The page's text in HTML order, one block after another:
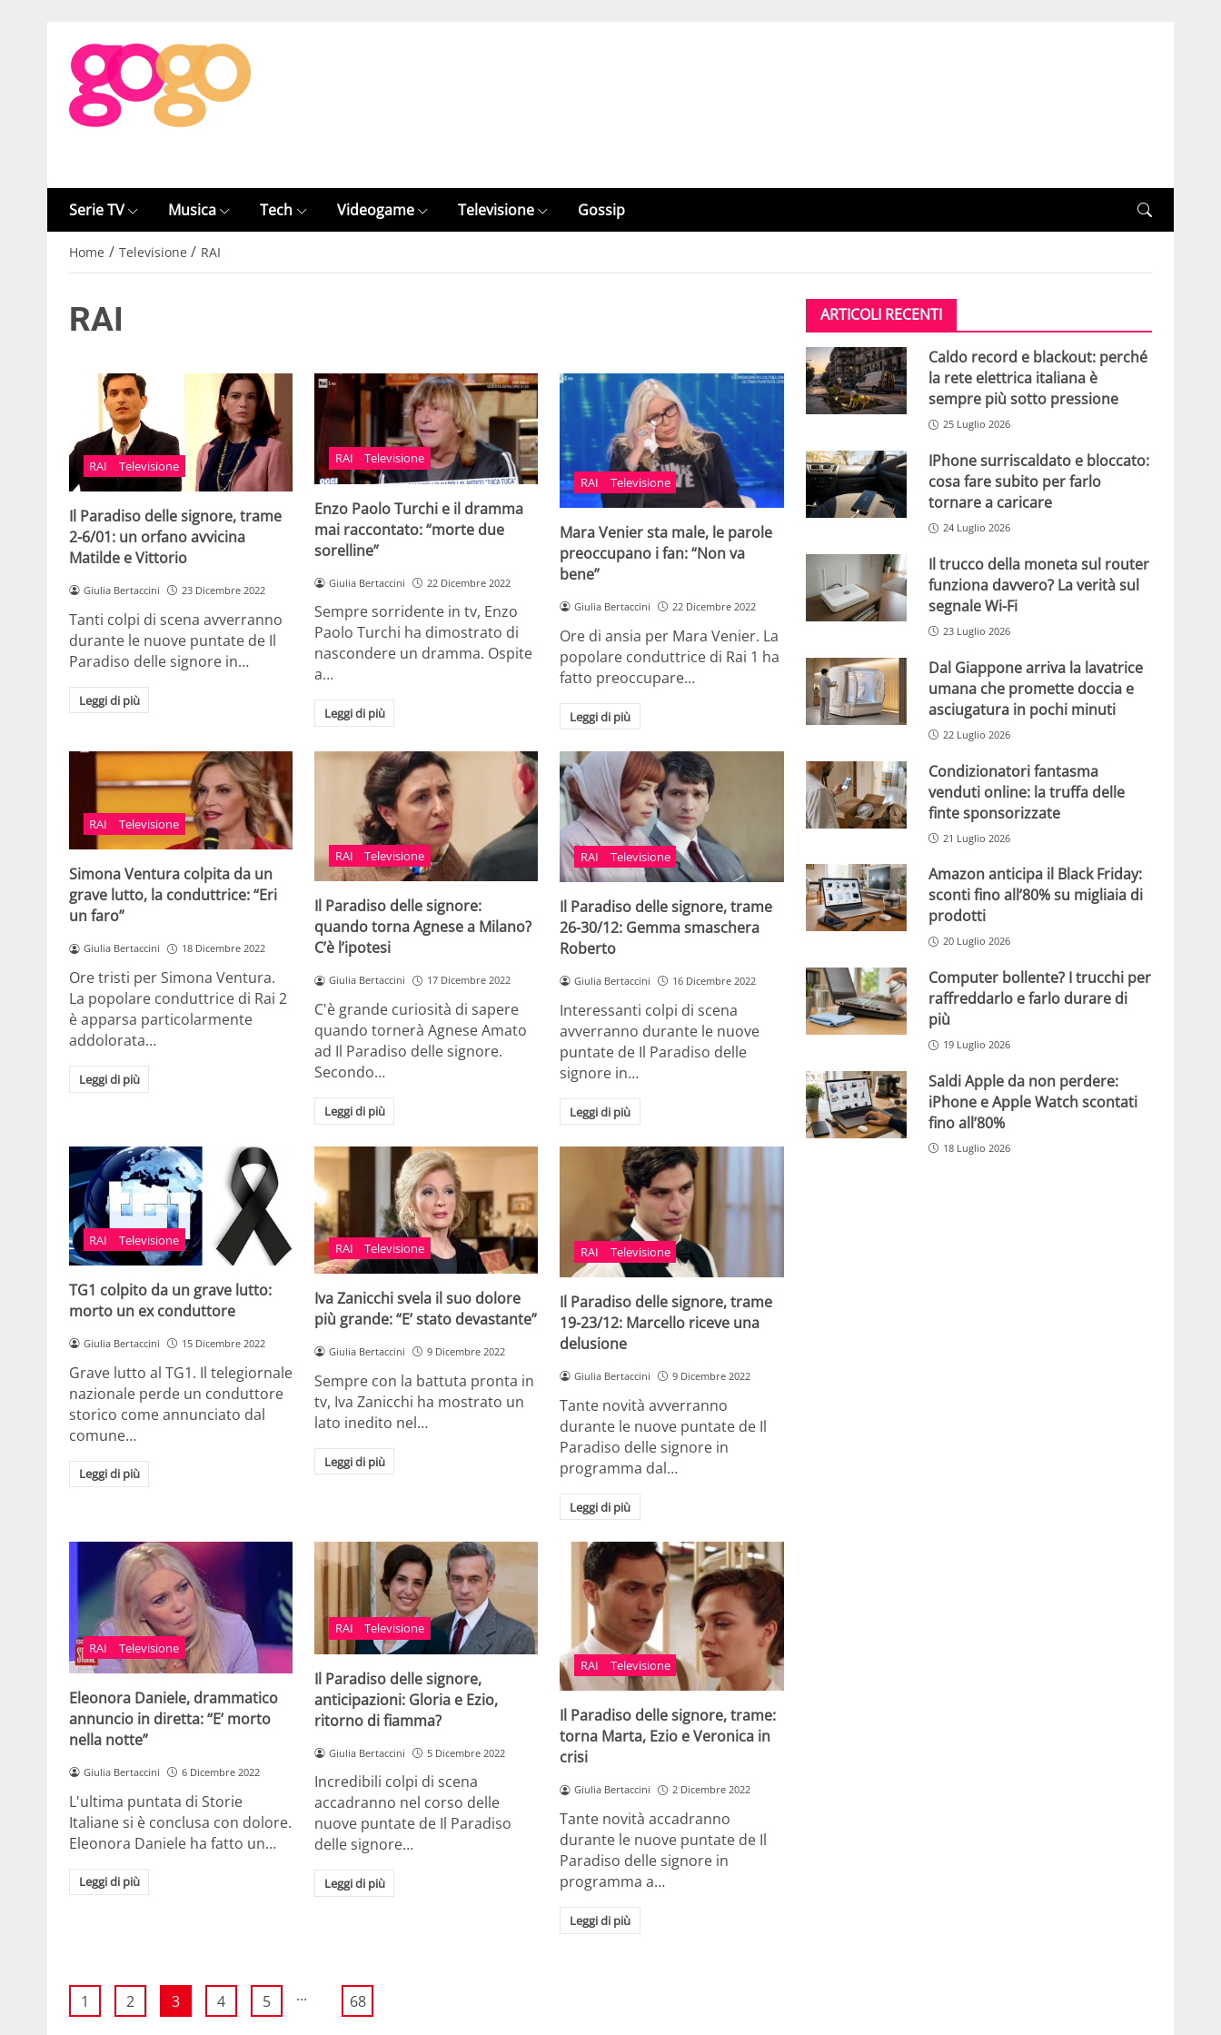
Serie TV Musica Tech Videogame Televisione Gossip
Home / Televisione / RAI
RAI
RAI Televisione
Il Paradiso delle signore, trame
2-6/01: un orfano avvicina
Matilde e Vittorio
Giulia Bertaccini 23 Dicembre 2022
Tanti colpi di scena avverranno
durante le nuove puntate de Il
Paradiso delle signore in…
Leggi di più
RAI Televisione
Enzo Paolo Turchi e il dramma
mai raccontato: “morte due
sorelline”
Giulia Bertaccini 22 Dicembre 2022
Sempre sorridente in tv, Enzo
Paolo Turchi ha dimostrato di
nascondere un dramma. Ospite
a…
Leggi di più
RAI Televisione
Mara Venier sta male, le parole
preoccupano i fan: “Non va
bene”
Giulia Bertaccini 22 Dicembre 2022
Ore di ansia per Mara Venier. La
popolare conduttrice di Rai 1 ha
fatto preoccupare…
Leggi di più
RAI Televisione
Simona Ventura colpita da un
grave lutto, la conduttrice: “Eri
un faro”
Giulia Bertaccini 18 Dicembre 2022
Ore tristi per Simona Ventura.
La popolare conduttrice di Rai 2
è apparsa particolarmente
addolorata…
Leggi di più
RAI Televisione
Il Paradiso delle signore:
quando torna Agnese a Milano?
C’è l’ipotesi
Giulia Bertaccini 17 Dicembre 2022
C'è grande curiosità di sapere
quando tornerà Agnese Amato
ad Il Paradiso delle signore.
Secondo…
Leggi di più
RAI Televisione
Il Paradiso delle signore, trame
26-30/12: Gemma smaschera
Roberto
Giulia Bertaccini 16 Dicembre 2022
Interessanti colpi di scena
avverranno durante le nuove
puntate de Il Paradiso delle
signore in…
Leggi di più
RAI Televisione
TG1 colpito da un grave lutto:
morto un ex conduttore
Giulia Bertaccini 15 Dicembre 2022
Grave lutto al TG1. Il telegiornale
nazionale perde un conduttore
storico come annunciato dal
comune…
Leggi di più
RAI Televisione
Iva Zanicchi svela il suo dolore
più grande: “E’ stato devastante”
Giulia Bertaccini 9 Dicembre 2022
Sempre con la battuta pronta in
tv, Iva Zanicchi ha mostrato un
lato inedito nel…
Leggi di più
RAI Televisione
Il Paradiso delle signore, trame
19-23/12: Marcello riceve una
delusione
Giulia Bertaccini 9 Dicembre 2022
Tante novità avverranno
durante le nuove puntate de Il
Paradiso delle signore in
programma dal…
Leggi di più
RAI Televisione
Eleonora Daniele, drammatico
annuncio in diretta: “E’ morto
nella notte”
Giulia Bertaccini 6 Dicembre 2022
L'ultima puntata di Storie
Italiane si è conclusa con dolore.
Eleonora Daniele ha fatto un…
Leggi di più
RAI Televisione
Il Paradiso delle signore,
anticipazioni: Gloria e Ezio,
ritorno di fiamma?
Giulia Bertaccini 5 Dicembre 2022
Incredibili colpi di scena
accadranno nel corso delle
nuove puntate de Il Paradiso
delle signore…
Leggi di più
RAI Televisione
Il Paradiso delle signore, trame:
torna Marta, Ezio e Veronica in
crisi
Giulia Bertaccini 2 Dicembre 2022
Tante novità accadranno
durante le nuove puntate de Il
Paradiso delle signore in
programma a…
Leggi di più
1 2 3 4 5 ... 68
ARTICOLI RECENTI
Caldo record e blackout: perché
la rete elettrica italiana è
sempre più sotto pressione
25 Luglio 2026
IPhone surriscaldato e bloccato:
cosa fare subito per farlo
tornare a caricare
24 Luglio 2026
Il trucco della moneta sul router
funziona davvero? La verità sul
segnale Wi-Fi
23 Luglio 2026
Dal Giappone arriva la lavatrice
umana che promette doccia e
asciugatura in pochi minuti
22 Luglio 2026
Condizionatori fantasma
venduti online: la truffa delle
finte sponsorizzate
21 Luglio 2026
Amazon anticipa il Black Friday:
sconti fino all’80% su migliaia di
prodotti
20 Luglio 2026
Computer bollente? I trucchi per
raffreddarlo e farlo durare di
più
19 Luglio 2026
Saldi Apple da non perdere:
iPhone e Apple Watch scontati
fino all’80%
18 Luglio 2026